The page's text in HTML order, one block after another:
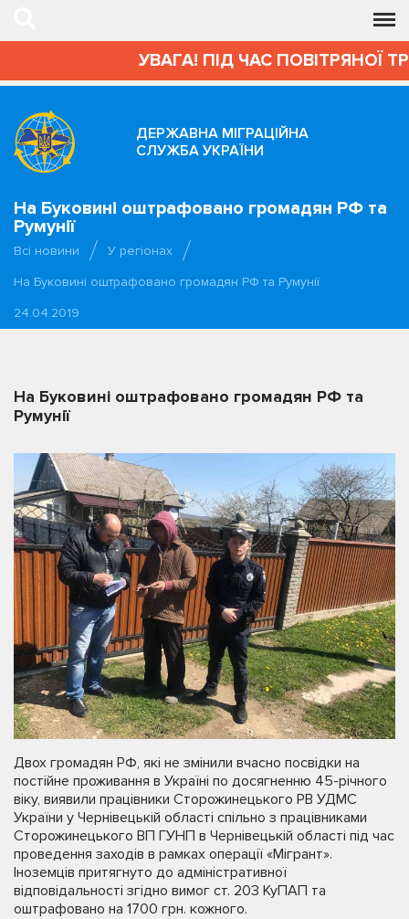
УВАГА! ПІД ЧАС ПОВІТРЯНОЇ
ДЕРЖАВНА МІГРАЦІЙНА
СЛУЖБА УКРАЇНИ
На Буковині оштрафовано громадян РФ та
Румунії
Всі новини
У регіонах
На Буковині оштрафовано громадян РФ та Румунії
24.04.2019
На Буковині оштрафовано громадян РФ та
Румунії
Двох громадян РФ, які не змінили вчасно посвідки на
постійне проживання в Україні по досягненню 45-річного
віку, виявили працівники Сторожинецького РВ УДМС
України у Чернівецькій області спільно з працівниками
Сторожинецького ВП ГУНП в Чернівецькій області під час
проведення заходів в рамках операції «Мігрант».
Іноземців притягнуто до адміністративної
відповідальності згідно вимог ст. 203 КуПАП та
оштрафовано на 1700 грн. кожного.